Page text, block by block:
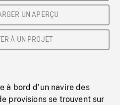
UN APERÇU
À UN PROJET
à bord d'un navire des
provisions se trouvent sur